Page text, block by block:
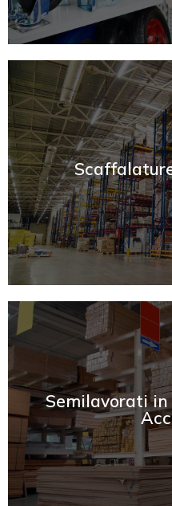
Semilavorati